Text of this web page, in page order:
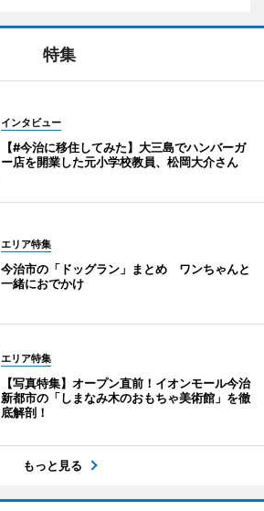
特集
インタビュー
【#今治に移住してみた】大三島でハンバーガ
ー店を開業した元小学校教員、松岡大介さん
エリア特集
今治市の「ドッグラン」まとめ ワンちゃんと
一緒におでかけ
エリア特集
【写真特集】オープン直前！イオンモール今治
新都市の「しまなみ木のおもちゃ美術館」を徹
底解剖！
もっと見る